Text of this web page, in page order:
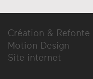
Création & Refonte
Motion Design
Site internet